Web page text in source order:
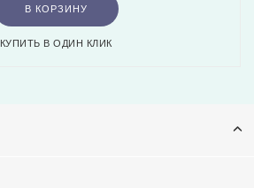
В КОРЗИНУ
КУПИТЬ В ОДИН КЛИК